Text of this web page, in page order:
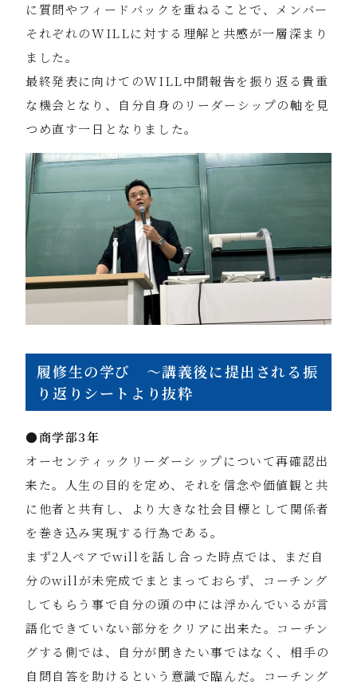
に質問やフィードバックを重ねることで、メンバー
それぞれのWILLに対する理解と共感が一層深まり
ました。
最終発表に向けてのWILL中間報告を振り返る貴重
な機会となり、自分自身のリーダーシップの軸を見
つめ直す一日となりました。
履修生の学び 〜講義後に提出される振
り返りシートより抜粋
●商学部3年
オーセンティックリーダーシップについて再確認出
来た。人生の目的を定め、それを信念や価値観と共
に他者と共有し、より大きな社会目標として関係者
を巻き込み実現する行為である。
まず2人ペアでwillを話し合った時点では、まだ自
分のwillが未完成でまとまっておらず、コーチング
してもらう事で自分の頭の中には浮かんでいるが言
語化できていない部分をクリアに出来た。コーチン
グする側では、自分が聞きたい事ではなく、相手の
自問自答を助けるという意識で臨んだ。コーチング